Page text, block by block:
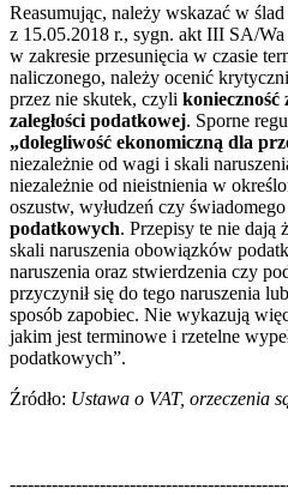
Reasumując, należy wskazać w
z 15.05.2018 r., sygn. akt III SA/
w zakresie przesunięcia w czasie
naliczonego, należy ocenić
przez nie skutek, czyli konieczność
zaległości podatkowej. Sporne
„dolegliwość ekonomiczną dla
niezależnie od wagi i skali
niezależnie od nieistnienia w
oszustw, wyłudzeń czy świadomego
podatkowych. Przepisy te nie dają
skali naruszenia obowiązków
naruszenia oraz stwierdzenia czy
przyczynił się do tego naruszenia
sposób zapobiec. Nie wykazują
jakim jest terminowe i rzetelne
podatkowych”.
Źródło: Ustawa o VAT, orzeczenia